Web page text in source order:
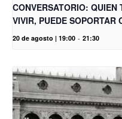
CONVERSATORIO: QUIEN
VIVIR, PUEDE SOPORTAR
20 de agosto | 19:00 - 21:30